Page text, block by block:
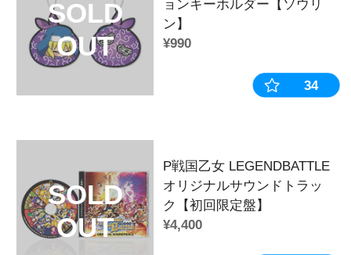
戦国乙女 風呂敷保留クッションキー
リ】
戦国乙女 風呂敷保留クッションキー
戦国乙女 風呂敷保留クッションキー
戦国乙女 風呂敷保留クッションキー
エ】